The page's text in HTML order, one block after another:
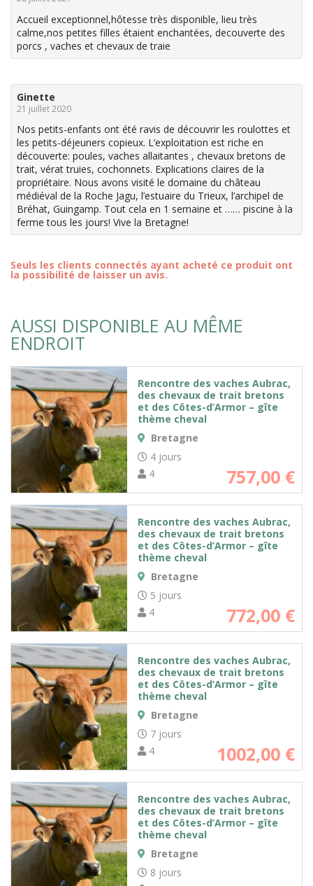
Accueil exceptionnel,hôtesse très disponible, lieu très
calme,nos petites filles étaient enchantées, decouverte des
porcs , vaches et chevaux de traie
Ginette
21 juillet 2020
Nos petits-enfants ont été ravis de découvrir les roulottes et
les petits-déjeuners copieux. L’exploitation est riche en
découverte: poules, vaches allaitantes , chevaux bretons de
trait, vérat truies, cochonnets. Explications claires de la
propriétaire. Nous avons visité le domaine du château
médiéval de la Roche Jagu, l’estuaire du Trieux, l’archipel de
Bréhat, Guingamp. Tout cela en 1 semaine et …… piscine à la
ferme tous les jours! Vive la Bretagne!
Seuls les clients connectés ayant acheté ce produit ont
la possibilité de laisser un avis.
AUSSI DISPONIBLE AU MÊME
ENDROIT
Rencontre des vaches Aubrac,
des chevaux de trait bretons
et des Côtes-d’Armor – gîte
thème cheval
Bretagne
4 jours
4
757,00 €
Rencontre des vaches Aubrac,
des chevaux de trait bretons
et des Côtes-d’Armor – gîte
thème cheval
Bretagne
5 jours
4
772,00 €
Rencontre des vaches Aubrac,
des chevaux de trait bretons
et des Côtes-d’Armor – gîte
thème cheval
Bretagne
7 jours
4
1002,00 €
Rencontre des vaches Aubrac,
des chevaux de trait bretons
et des Côtes-d’Armor – gîte
thème cheval
Bretagne
8 jours